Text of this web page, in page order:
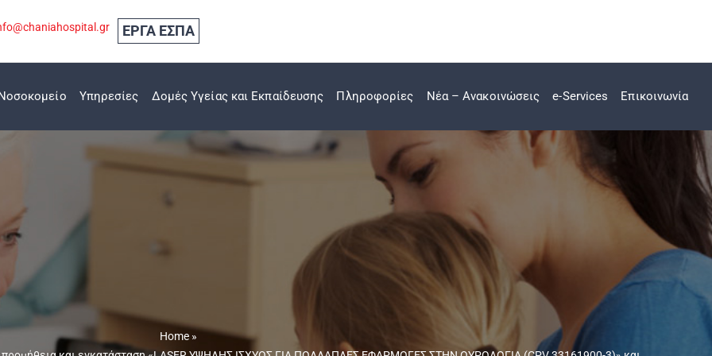
ΕΡΓΑ ΕΣΠΑ
Νοσοκομείο Υπηρεσίες Δομές Υγείας και Εκπαίδευσης Πληροφορίες Νέα – Ανακοινώσεις e-Services Επικοινωνία
Home»